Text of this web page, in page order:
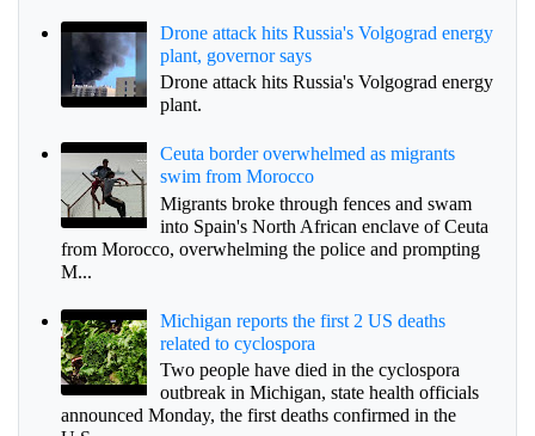
Drone attack hits Russia's Volgograd energy
plant, governor says
Drone attack hits Russia's Volgograd energy
plant.
Ceuta border overwhelmed as migrants
swim from Morocco
Migrants broke through fences and swam
into Spain's North African enclave of Ceuta
from Morocco, overwhelming the police and prompting
M...
Michigan reports the first 2 US deaths
related to cyclospora
Two people have died in the cyclospora
outbreak in Michigan, state health officials
announced Monday, the first deaths confirmed in the